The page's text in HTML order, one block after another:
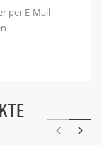
per E-Mail